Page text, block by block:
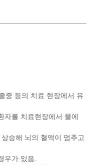
중 등의 치료 현장에서 유
자를 치료현장에서 물에
승해 뇌의 혈액이 멈추고
우가 있음.